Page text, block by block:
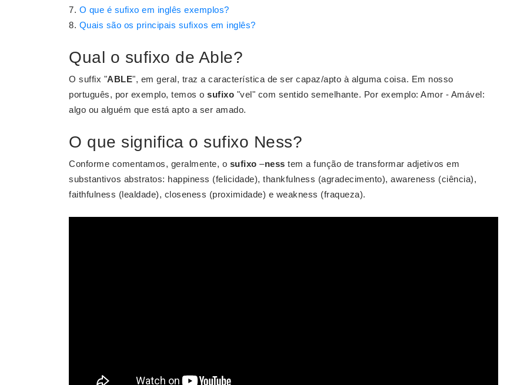
O que é sufixo em inglês exemplos?
Quais são os principais sufixos em inglês?
Qual o sufixo de Able?
O suffix "ABLE", em geral, traz a característica de ser capaz/apto à alguma coisa. Em nosso
português, por exemplo, temos o sufixo "vel" com sentido semelhante. Por exemplo: Amor - Amável:
algo ou alguém que está apto a ser amado.
O que significa o sufixo Ness?
Conforme comentamos, geralmente, o sufixo –ness tem a função de transformar adjetivos em
substantivos abstratos: happiness (felicidade), thankfulness (agradecimento), awareness (ciência),
faithfulness (lealdade), closeness (proximidade) e weakness (fraqueza).